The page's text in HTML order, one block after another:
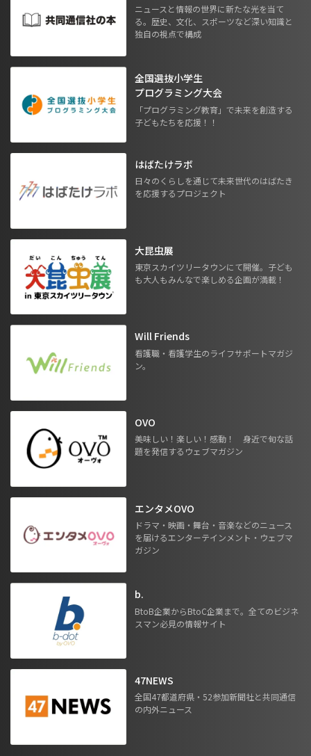
ニュースと情報の世界に新たな光を当て
る。歴史、文化、スポーツなど深い知識と
独自の視点で構成
全国選抜小学生
プログラミング大会
「プログラミング教育」で未来を創造する
子どもたちを応援！！
はばたけラボ
日々のくらしを通じて未来世代のはばたき
を応援するプロジェクト
大昆虫展
東京スカイツリータウンにて開催。子ども
も大人もみんなで楽しめる企画が満載！
Will Friends
看護職・看護学生のライフサポートマガジ
ン。
OVO
美味しい！楽しい！感動！ 身近で旬な話
題を発信するウェブマガジン
エンタメOVO
ドラマ・映画・舞台・音楽などのニュース
を届けるエンターテインメント・ウェブマ
ガジン
b.
BtoB企業からBtoC企業まで。全てのビジネ
スマン必見の情報サイト
47NEWS
全国47都道府県・52参加新聞社と共同通信
の内外ニュース